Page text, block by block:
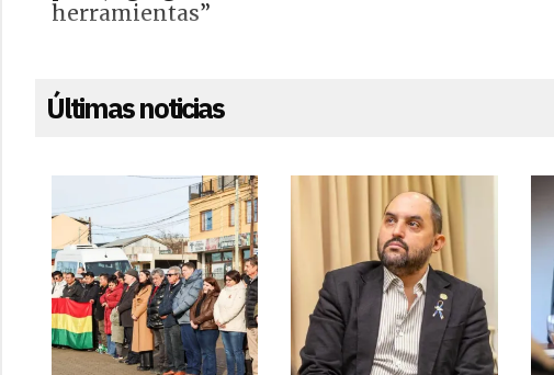
herramientas”
Últimas noticias